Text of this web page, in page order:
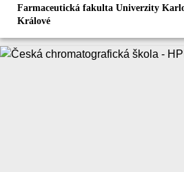
Farmaceutická fakulta Univerzity
Králové